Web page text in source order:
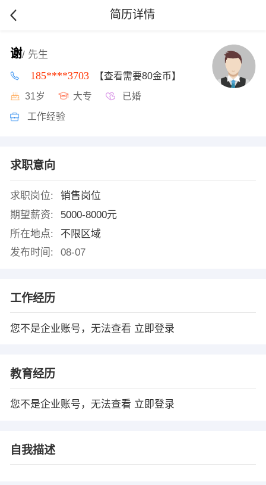
简历详情
谢/ 先生
185****3703 【查看需要80金币】
31岁 大专 已婚
工作经验
求职意向
求职岗位:
销售岗位
期望薪资:
5000-8000元
所在地点:
不限区域
发布时间:
08-07
工作经历
您不是企业账号，无法查看 立即登录
教育经历
您不是企业账号，无法查看 立即登录
自我描述